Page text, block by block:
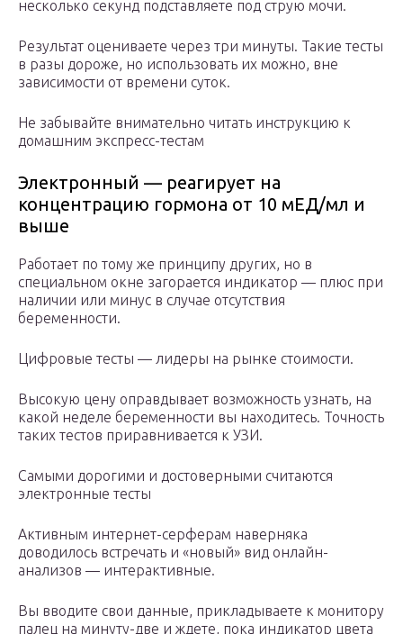
несколько секунд подставляете под струю мочи.
Результат оцениваете через три минуты. Такие тесты
в разы дороже, но использовать их можно, вне
зависимости от времени суток.
Не забывайте внимательно читать инструкцию к
домашним экспресс-тестам
Электронный — реагирует на
концентрацию гормона от 10 мЕД/мл и
выше
Работает по тому же принципу других, но в
специальном окне загорается индикатор — плюс при
наличии или минус в случае отсутствия
беременности.
Цифровые тесты — лидеры на рынке стоимости.
Высокую цену оправдывает возможность узнать, на
какой неделе беременности вы находитесь. Точность
таких тестов приравнивается к УЗИ.
Самыми дорогими и достоверными считаются
электронные тесты
Активным интернет-серферам наверняка
доводилось встречать и «новый» вид онлайн-
анализов — интерактивные.
Вы вводите свои данные, прикладываете к монитору
палец на минуту-две и ждете, пока индикатор цвета